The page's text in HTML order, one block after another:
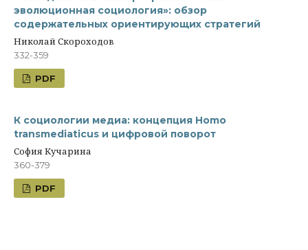
эволюционная социология»: обзор
содержательных ориентирующих стратегий
Николай Скороходов
332-359
PDF
К социологии медиа: концепция Homo
transmediaticus и цифровой поворот
София Кучарина
360-379
PDF